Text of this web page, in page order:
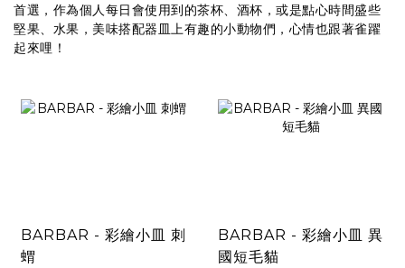
首選，作為個人每日會使用到的茶杯、酒杯，或是點心時間盛些
堅果、水果，美味搭配器皿上有趣的小動物們，心情也跟著雀躍
起來哩！
BARBAR - 彩繪小皿 刺
蝟
BARBAR - 彩繪小皿 異
國短毛貓